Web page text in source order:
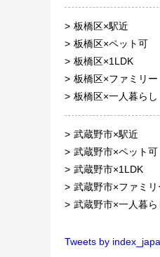
板橋区×駅近
板橋区×ペット可
板橋区×1LDK
板橋区×ファミリー
板橋区×一人暮らし
武蔵野市×駅近
武蔵野市×ペット可
武蔵野市×1LDK
武蔵野市×ファミリ
武蔵野市×一人暮ら
Tweets by